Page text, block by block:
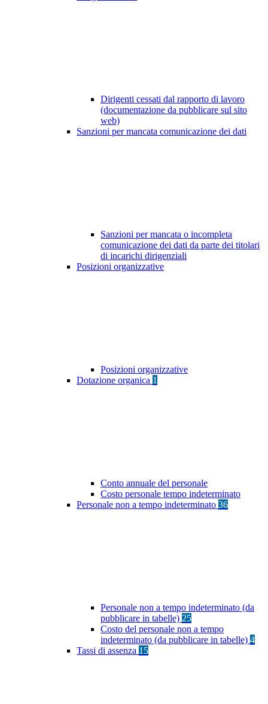
Dirigenti cessati dal rapporto di lavoro
(documentazione da pubblicare sul sito
web)
Sanzioni per mancata comunicazione dei dati
Sanzioni per mancata o incompleta
comunicazione dei dati da parte dei titolari
di incarichi dirigenziali
Posizioni organizzative
Posizioni organizzative
Dotazione organica 1
Conto annuale del personale
Costo personale tempo indeterminato
Personale non a tempo indeterminato 36
Personale non a tempo indeterminato (da
pubblicare in tabelle) 25
Costo del personale non a tempo
indeterminato (da pubblicare in tabelle) 4
Tassi di assenza 15